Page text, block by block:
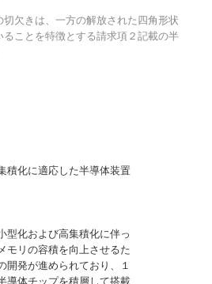
積化に適応した半導体装置
型化および高集積化に伴っ
モリの容積を向上させるた
開発が進められており、１
導体チップを積層して搭載
切欠きは、一方の解放された四角形状
ることを特徴とする請求項２記載の半